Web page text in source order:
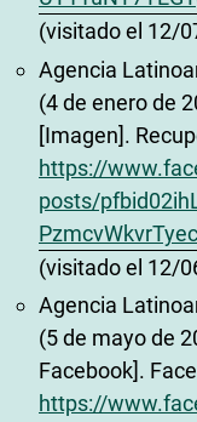
(visitado el 12/
Agencia
(4 de enero de
[Imagen].
https://
posts/
(visitado el 12/
Agencia
(5 de mayo de
Facebook].
https://